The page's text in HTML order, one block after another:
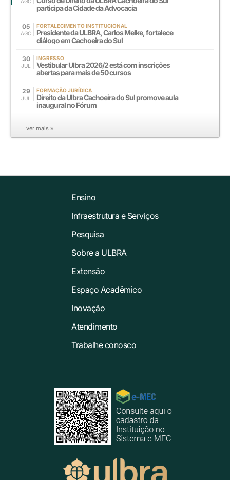
participa da Cidade da Advocacia
05
AGO
FORTALECIMENTO INSTITUCIONAL
Presidente da ULBRA, Carlos Melke, fortalece
diálogo em Cachoeira do Sul
30
JUL
INGRESSO
Vestibular Ulbra 2026/2 está com inscrições
abertas para mais de 50 cursos
29
JUL
FORMAÇÃO JURÍDICA
Direito da Ulbra Cachoeira do Sul promove aula
inaugural no Fórum
ver mais »
Ensino
Infraestrutura e Serviços
Pesquisa
Sobre a ULBRA
Extensão
Espaço Acadêmico
Inovação
Atendimento
Trabalhe conosco